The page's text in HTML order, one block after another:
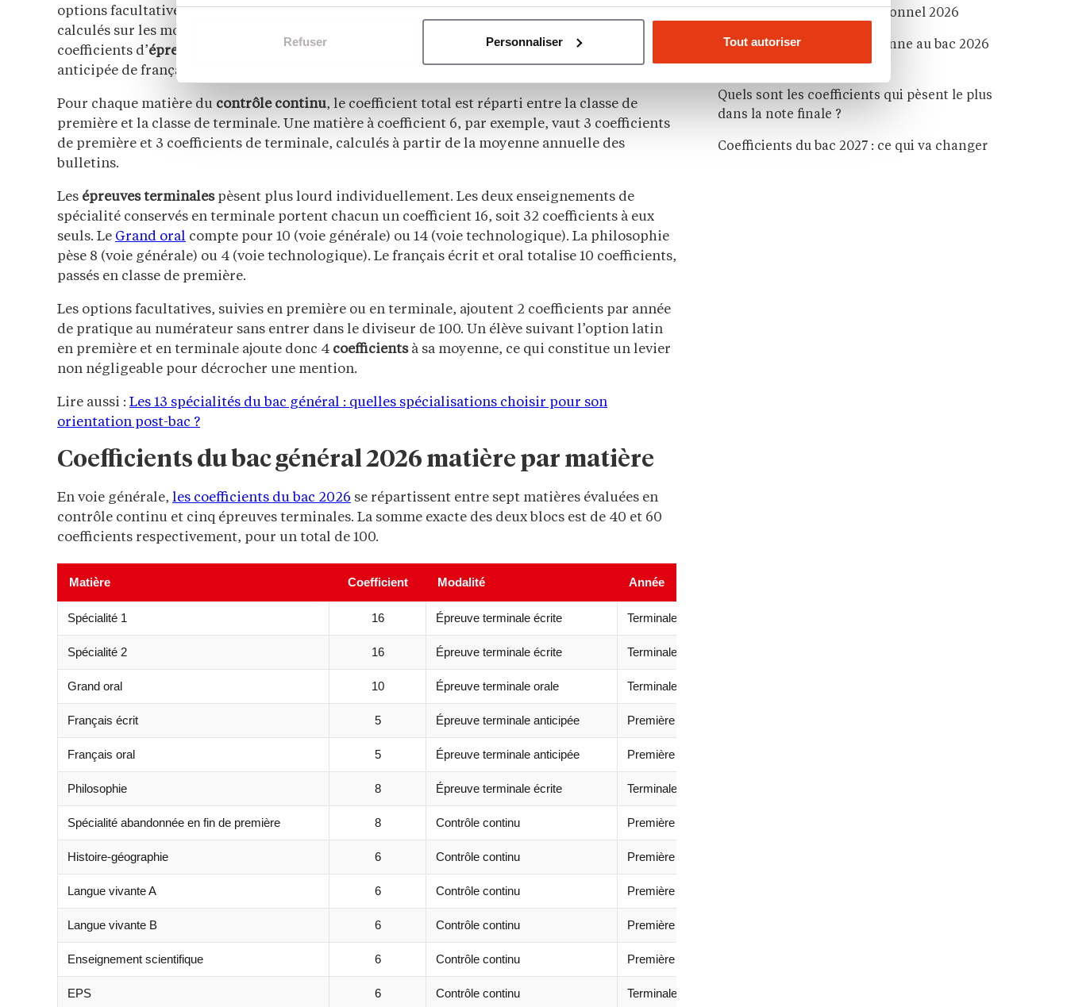
Refuser Personnaliser Tout autoriser
options facultatives. Cette base de 100 se répartit entre 40 coefficients de contrôle continu,
calculés sur les moyennes annuelles des bulletins de première et de terminale, et 60
coefficients d’épreuves terminales
, passées en juin de l’année de première (pour l’épreuve
anticipée de français) et de
Pour chaque matière du contrôle continu, le coefficient total est réparti entre la classe de
première et la classe de terminale. Une matière à coefficient 6, par exemple, vaut 3 coefficients
de première et 3 coefficients de terminale, calculés à partir de la moyenne annuelle des
bulletins.
Les épreuves terminalespèsent plus lourd individuellement. Les deux enseignements de
spécialité conservés en terminale portent chacun un coefficient 16, soit 32 coefficients à eux
seuls. Le Grand oral compte pour 10 (voie générale) ou 14 (voie technologique). La philosophie
pèse 8 (voie générale) ou 4 (voie technologique). Le français écrit et oral totalise 10 coefficients,
passés en classe de première.
Les options facultatives, suivies en première ou en terminale, ajoutent 2 coefficients par année
de pratique au numérateur sans entrer dans le diviseur de 100. Un élève suivant l’option latin
en première et en terminale ajoute donc 4 coefficientsà sa moyenne, ce qui constitue un levier
non négligeable pour décrocher une mention.
Lire aussi : Les 13 spécialités du bac général : quelles spécialisations choisir pour son
orientation post-bac ?
Coefficients du bac général 2026 matière par matière
En voie générale, les coefficients du bac 2026 se répartissent entre sept matières évaluées en
contrôle continu et cinq épreuves terminales. La somme exacte des deux blocs est de 40 et 60
coefficients respectivement, pour un total de 100.
Matière Coefficient Modalité Année
Spécialité 1 16 Épreuve terminale écrite Terminale
Spécialité 2 16 Épreuve terminale écrite Terminale
Grand oral 10 Épreuve terminale orale Terminale
Français écrit 5 Épreuve terminale anticipée Première
Français oral 5 Épreuve terminale anticipée Première
Philosophie 8 Épreuve terminale écrite Terminale
Spécialité abandonnée en fin de première 8 Contrôle continu Première
Histoire-géographie 6 Contrôle continu Première + Terminale
Langue vivante A 6 Contrôle continu Première + Terminale
Langue vivante B 6 Contrôle continu Première + Terminale
Enseignement scientifique 6 Contrôle continu Première + Terminale
EPS 6 Contrôle continu Terminale
Coefficients du bac professionnel 2026
Comment calculer sa moyenne au bac 2026
?
Quels sont les coefficients qui pèsent le plus
dans la note finale ?
Coefficients du bac 2027 : ce qui va changer